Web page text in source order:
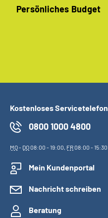
Persönliches Budget
Kostenloses Servicetelefon
0800 1000 4800
MO- DO08:00 - 19:00, FR08:00 - 15:30
Mein Kundenportal
Nachricht schreiben
Beratung